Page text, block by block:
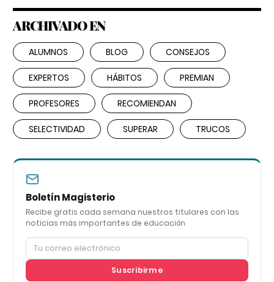
ARCHIVADO EN
ALUMNOS BLOG CONSEJOS
EXPERTOS HÁBITOS PREMIAN
PROFESORES RECOMIENDAN
SELECTIVIDAD SUPERAR TRUCOS
Boletín Magisterio
Recibe gratis cada semana nuestros titulares con las
noticias más importantes de educación
Suscribirme